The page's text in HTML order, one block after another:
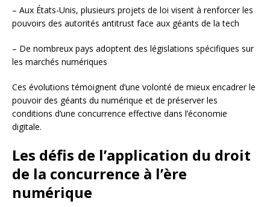
– Aux États-Unis, plusieurs projets de loi visent à renforcer les
pouvoirs des autorités antitrust face aux géants de la tech
– De nombreux pays adoptent des législations spécifiques sur
les marchés numériques
Ces évolutions témoignent d’une volonté de mieux encadrer le
pouvoir des géants du numérique et de préserver les
conditions d’une concurrence effective dans l’économie
digitale.
Les défis de l’application du droit
de la concurrence à l’ère
numérique